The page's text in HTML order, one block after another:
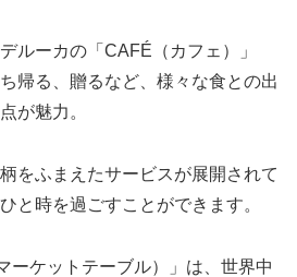
ルーカの「CAFÉ（カフェ）」
帰る、贈るなど、様々な食との出
が魅力。
をふまえたサービスが展開されて
と時を過ごすことができます。
ーケットテーブル）」は、世界中